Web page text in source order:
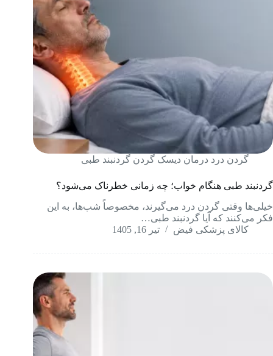
گردن درد درمان دیسک گردن گردنبند طبی
گردنبند طبی هنگام خواب؛ چه زمانی خطرناک می‌شود؟
خیلی‌ها وقتی گردن درد می‌گیرند، مخصوصاً شب‌ها، به این
فکر می‌کنند که آیا گردنبند طبی…
کالای پزشکی فیض
تیر 16, 1405